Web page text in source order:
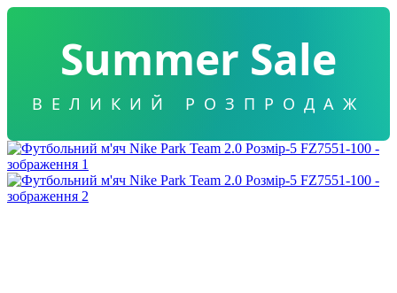
Summer Sale
ВЕЛИКИЙ РОЗПРОДАЖ